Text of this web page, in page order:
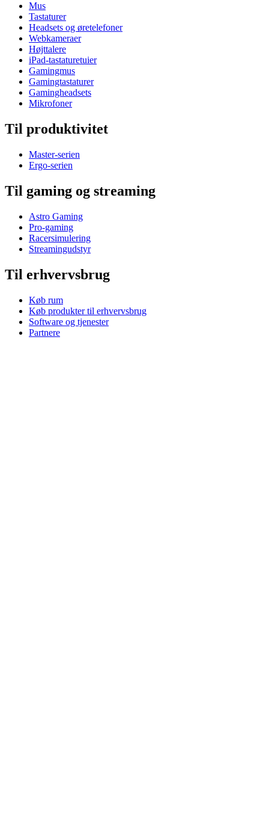
Mus
Tastaturer
Headsets og øretelefoner
Webkameraer
Højttalere
iPad-tastaturetuier
Gamingmus
Gamingtastaturer
Gamingheadsets
Mikrofoner
Til produktivitet
Master-serien
Ergo-serien
Til gaming og streaming
Astro Gaming
Pro-gaming
Racersimulering
Streamingudstyr
Til erhvervsbrug
Køb rum
Køb produkter til erhvervsbrug
Software og tjenester
Partnere